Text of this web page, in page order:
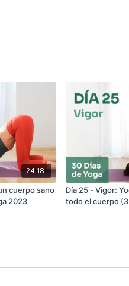
24:18
cuerpo sano
2023
Día 25 - Vigor:
todo el cuerpo